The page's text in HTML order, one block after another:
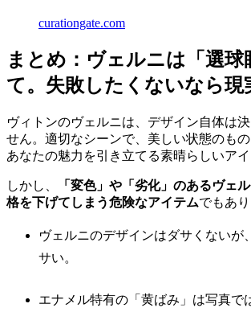
curationgate.com
まとめ：ヴェルニは「選球
て。失敗したくないなら現
ヴィトンのヴェルニは、デザイン自体は
せん。適切なシーンで、美しい状態のもの
あなたの魅力を引き立てる素晴らしいアイ
しかし、
「変色」や「劣化」のあるヴェ
格を下げてしまう危険なアイテムでもあり
ヴェルニのデザインはダサくないが
サい。
エナメル特有の「黄ばみ」は写真で